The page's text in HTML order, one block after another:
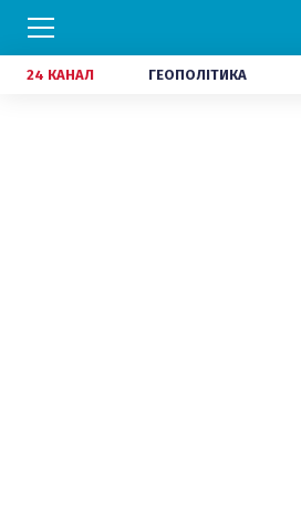
24 КАНАЛ ГЕОПОЛІТИКА